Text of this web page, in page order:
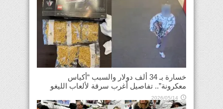
خسارة بـ 34 ألف دولار والسبب “أكياس
معكرونة”.. تفاصيل أغرب سرقة لألعاب الليغو
2026/05/14